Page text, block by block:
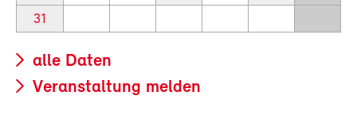
31
alle Daten
Veranstaltung melden